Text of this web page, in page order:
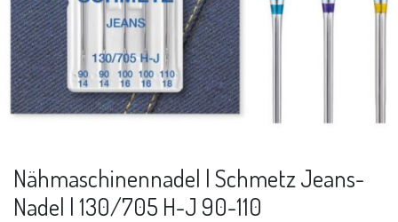
Nähmaschinennadel | Schmetz Jeans-
Nadel | 130/705 H-J 90-110